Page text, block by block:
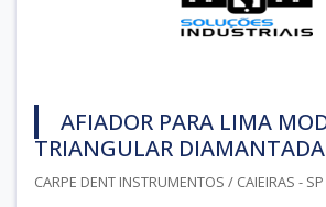
AFIADOR PARA LIMA
TRIANGULAR DIAMANTADA
CARPE DENT INSTRUMENTOS / CAIEIRAS - SP